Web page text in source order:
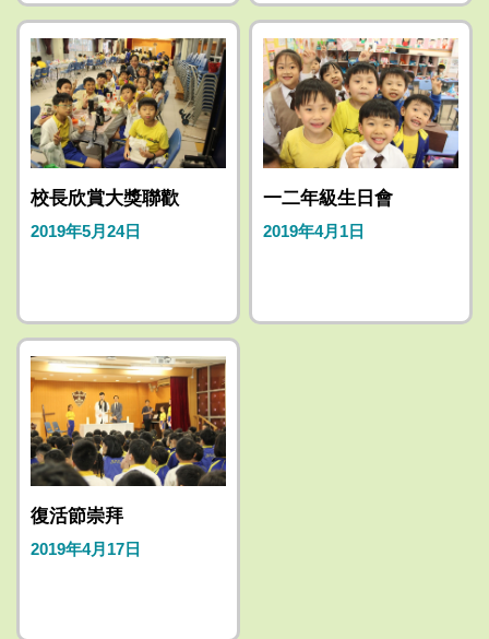
校長欣賞大獎聯歡
2019年5月24日
一二年級生日會
2019年4月1日
復活節崇拜
2019年4月17日